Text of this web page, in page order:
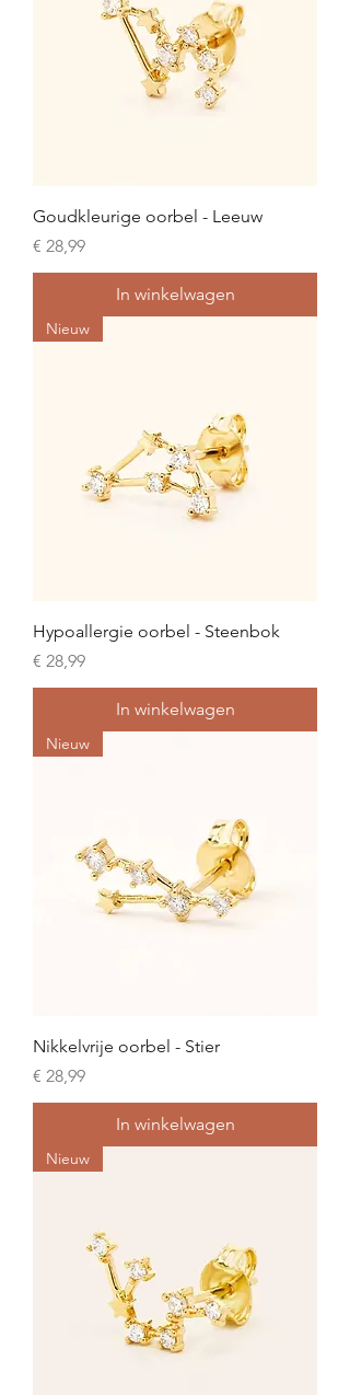
Goudkleurige oorbel - Leeuw
Prijs
€ 28,99
In winkelwagen
Nieuw
Hypoallergie oorbel - Steenbok
Prijs
€ 28,99
In winkelwagen
Nieuw
Nikkelvrije oorbel - Stier
Prijs
€ 28,99
In winkelwagen
Nieuw